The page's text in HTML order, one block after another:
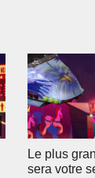
Le plus
sera votre